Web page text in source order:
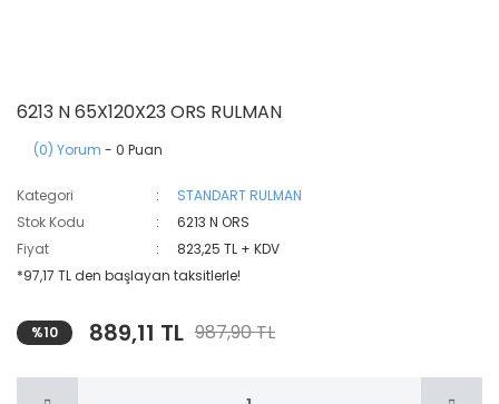
6213 N 65X120X23 ORS RULMAN
(0) Yorum - 0 Puan
Kategori
STANDART RULMAN
Stok Kodu
6213 N ORS
Fiyat
823,25 TL + KDV
*97,17 TL den başlayan taksitlerle!
%10 889,11 TL 987,90 TL